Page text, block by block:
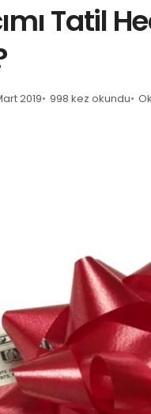
Tatil
2019 998 kez okundu